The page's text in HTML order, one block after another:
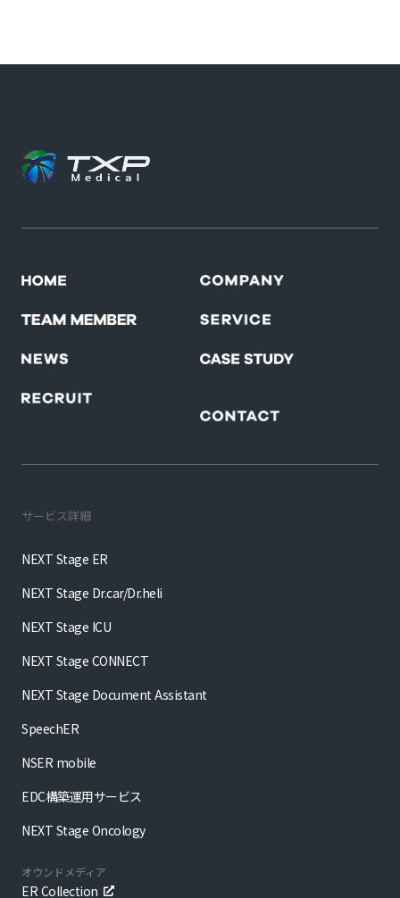
サービス詳細
NEXT Stage ER
NEXT Stage Dr.car/Dr.heli
NEXT Stage ICU
NEXT Stage CONNECT
NEXT Stage Document Assistant
SpeechER
NSER mobile
EDC構築運用サービス
NEXT Stage Oncology
オウンドメディア
ER Collection